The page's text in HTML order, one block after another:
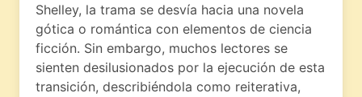
Shelley, la trama se desvía hacia una novela
gótica o romántica con elementos de ciencia
ficción. Sin embargo, muchos lectores se
sienten desilusionados por la ejecución de esta
transición, describiéndola como reiterativa,